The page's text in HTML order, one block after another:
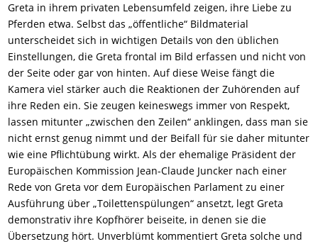
Greta in ihrem privaten Lebensumfeld zeigen, ihre Liebe zu
Pferden etwa. Selbst das „öffentliche“ Bildmaterial
unterscheidet sich in wichtigen Details von den üblichen
Einstellungen, die Greta frontal im Bild erfassen und nicht von
der Seite oder gar von hinten. Auf diese Weisefängt die
Kamera viel stärker auch die Reaktionen der Zuhörenden auf
ihre Reden ein. Sie zeugen keineswegs immer von Respekt,
lassen mitunter „zwischen den Zeilen“ anklingen, dass man sie
nicht ernst genug nimmt und der Beifall für siedaher mitunter
wie eine Pflichtübung wirkt. Als der ehemalige Präsident der
Europäischen Kommission Jean-Claude Juncker nach einer
Rede von Greta vor dem Europäischen Parlament zu einer
Ausführung über „Toilettenspülungen“ ansetzt, legt Greta
demonstrativ ihre Kopfhörer beiseite, in denen sie die
Übersetzung hört. Unverblümt kommentiert Greta solche und